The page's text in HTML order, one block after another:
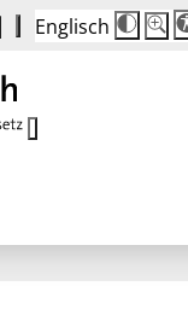
Englisch
Die
100%